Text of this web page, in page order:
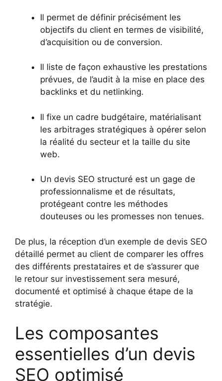
Il permet de définir précisément les
objectifs du client en termes de visibilité,
d’acquisition ou de conversion.
Il liste de façon exhaustive les prestations
prévues, de l’audit à la mise en place des
backlinks et du netlinking.
Il fixe un cadre budgétaire, matérialisant
les arbitrages stratégiques à opérer selon
la réalité du secteur et la taille du site
web.
Un devis SEO structuré est un gage de
professionnalisme et de résultats,
protégeant contre les méthodes
douteuses ou les promesses non tenues.
De plus, la réception d’un exemple de devis SEO
détaillé permet au client de comparer les offres
des différents prestataires et de s’assurer que
le retour sur investissement sera mesuré,
documenté et optimisé à chaque étape de la
stratégie.
Les composantes
essentielles d’un devis
SEO optimisé